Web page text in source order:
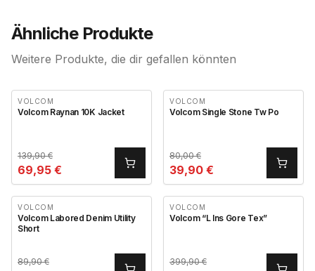
Ähnliche Produkte
Weitere Produkte, die dir gefallen könnten
VOLCOM
Volcom Raynan 10K Jacket
139,90€
69,95 €
VOLCOM
Volcom Single Stone Tw Po
80,00€
39,90 €
VOLCOM
Volcom Labored Denim Utility
Short
89,90€
VOLCOM
Volcom “L Ins Gore Tex”
399,90€